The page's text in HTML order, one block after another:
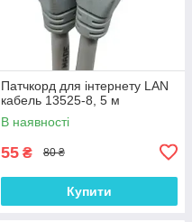
Патчкорд для інтернету LAN
кабель 13525-8, 5 м
В наявності
55 ₴ 80 ₴
Купити